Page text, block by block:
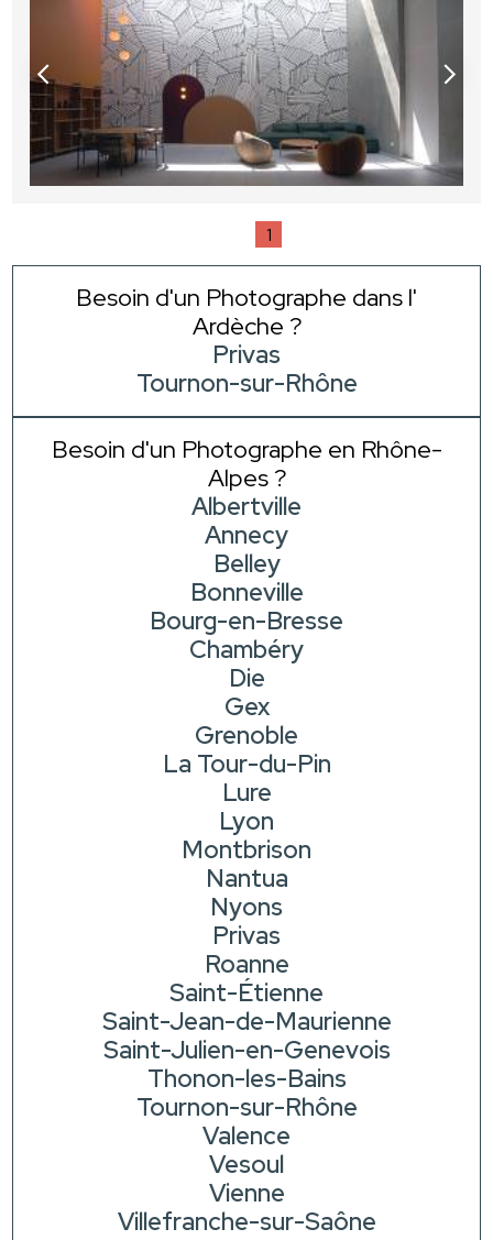
1
Besoin d'un Photographe dans l'
Ardèche ?
Privas
Tournon-sur-Rhône
Besoin d'un Photographe en Rhône-
Alpes ?
Albertville
Annecy
Belley
Bonneville
Bourg-en-Bresse
Chambéry
Die
Gex
Grenoble
La Tour-du-Pin
Lure
Lyon
Montbrison
Nantua
Nyons
Privas
Roanne
Saint-Étienne
Saint-Jean-de-Maurienne
Saint-Julien-en-Genevois
Thonon-les-Bains
Tournon-sur-Rhône
Valence
Vesoul
Vienne
Villefranche-sur-Saône